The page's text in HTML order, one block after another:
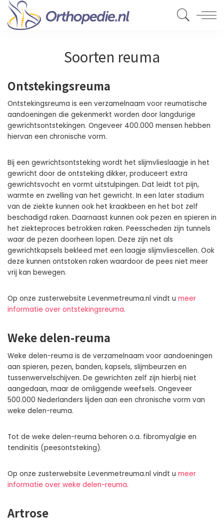
Soorten reuma
Ontstekingsreuma
Ontstekingsreuma is een verzamelnaam voor reumatische
aandoeningen die gekenmerkt worden door langdurige
gewrichtsontstekingen. Ongeveer 400.000 mensen hebben
hiervan een chronische vorm.
Bij een gewrichtsontsteking wordt het slijmvlieslaagje in het
gewricht door de ontsteking dikker, produceert extra
gewrichtsvocht en vormt uitstulpingen. Dat leidt tot pijn,
warmte en zwelling van het gewricht. In een later stadium
van de ziekte kunnen ook het kraakbeen en het bot zelf
beschadigd raken. Daarnaast kunnen ook pezen en spieren in
het ziekteproces betrokken raken. Peesscheden zijn tunnels
waar de pezen doorheen lopen. Deze zijn net als
gewrichtkapsels bekleed met een laagje slijmvliescellen. Ook
deze kunnen ontstoken raken waardoor de pees niet meer
vrij kan bewegen.
Op onze zusterwebsite Levenmetreuma.nl vindt u meer
informatie over ontstekingsreuma.
Weke delen-reuma
Weke delen-reuma is de verzamelnaam voor aandoeningen
aan spieren, pezen, banden, kapsels, slijmbeurzen en
tussenwervelschijven. De gewrichten zelf zijn hierbij niet
aangedaan, maar de omliggende weefsels. Ongeveer
500.000 Nederlanders lijden aan een chronische vorm van
weke delen-reuma.
Tot de weke delen-reuma behoren o.a. fibromyalgie en
tendinitis (peesontsteking).
Op onze zusterwebsite Levenmetreuma.nl vindt u meer
informatie over weke delen-reuma.
Artrose